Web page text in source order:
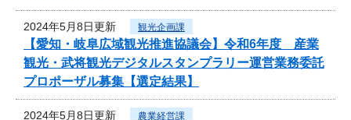
2024年5月8日更新 観光企画課
【愛知・岐阜広域観光推進協議会】令和6年度 産業
観光・武将観光デジタルスタンプラリー運営業務委託
プロポーザル募集【選定結果】
2024年5月8日更新 農業経営課